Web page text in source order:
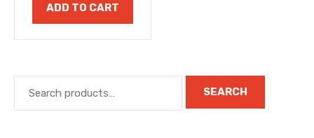
ADD TO CART
SEARCH